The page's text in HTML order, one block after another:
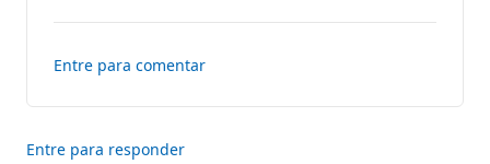
Entre para comentar
Entre para responder